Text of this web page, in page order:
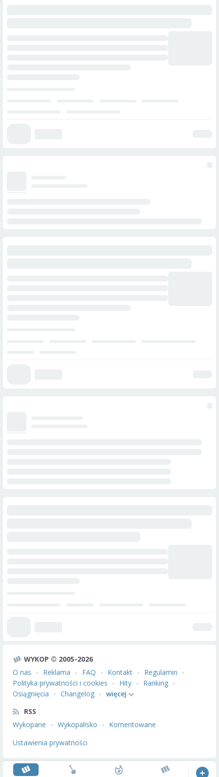
WYKOP © 2005-2026
O nas
Reklama FAQ Kontakt
Regulamin
Polityka prywatności i cookies
Hity
Ranking
Osiągnięcia
Changelog
więcej
RSS
Wykopane
Wykopalisko
Komentowane
Ustawienia prywatności